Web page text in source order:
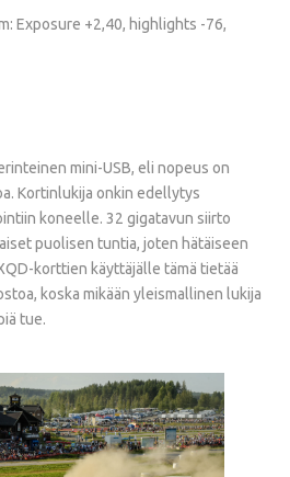
Exposure +2,40, highlights -76,
mini-USB, eli nopeus on
Kortinlukija onkin edellytys
koneelle. 32 gigatavun siirto
puolisen tuntia, joten hätäiseen
korttien käyttäjälle tämä tietää
koska mikään yleismallinen lukija
tue.